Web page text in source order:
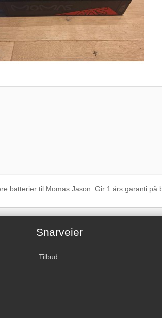
batterier til Momas Jason. Gir 1 års garanti
Snarveier
Tilbud